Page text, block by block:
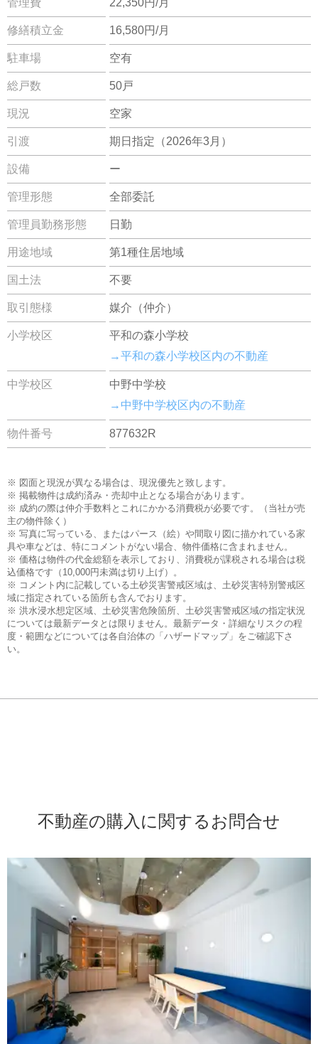
修繕積立金 16,580円/月
駐車場 空有
総戸数 50戸
現況 空家
引渡 期日指定（2026年3月）
設備 ー
管理形態 全部委託
管理員勤務形態 日勤
用途地域 第1種住居地域
国土法 不要
取引態様 媒介（仲介）
小学校区
平和の森小学校
→平和の森小学校区内の不動産
中学校区
中野中学校
→中野中学校区内の不動産
物件番号 877632R
※ 図面と現況が異なる場合は、現況優先と致します。
※ 掲載物件は成約済み・売却中止となる場合があります。
※ 成約の際は仲介手数料とこれにかかる消費税が必要です。（当社が売
主の物件除く）
※ 写真に写っている、またはパース（絵）や間取り図に描かれている家
具や車などは、特にコメントがない場合、物件価格に含まれません。
※ 価格は物件の代金総額を表示しており、消費税が課税される場合は税
込価格です（10,000円未満は切り上げ）。
※ コメント内に記載している土砂災害警戒区域は、土砂災害特別警戒区
域に指定されている箇所も含んでおります。
※ 洪水浸水想定区域、土砂災害危険箇所、土砂災害警戒区域の指定状況
については最新データとは限りません。最新データ・詳細なリスクの程
度・範囲などについては各自治体の「ハザードマップ」をご確認下さ
い。
不動産の購入に関するお問合せ